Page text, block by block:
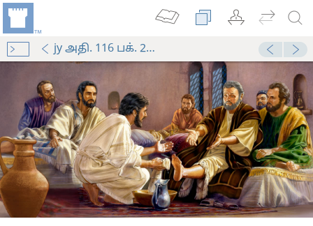
jy அதி. 116 பக். 268-பக். 269 பாரா. 1